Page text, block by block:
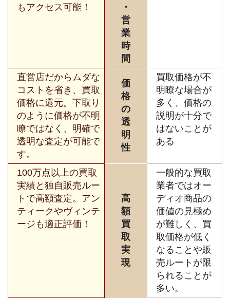
もアクセス可能！
・
営
業
時
間
直営店だからムダな
コストを省き、買取
価格に還元。下取り
のように価格が不明
瞭ではなく、明確で
透明な査定が可能で
す。
価
格
の
透
明
性
買取価格が不
明瞭な場合が
多く、価格の
説明が十分で
はないことが
ある
100万点以上の買取
実績と独自販売ルー
トで高額査定。アン
ティークやヴィンテ
ージも適正評価！
高
額
買
取
実
現
一般的な買取
業者ではオー
ディオ商品の
価値の見極め
が難しく、買
取価格が低く
なることや販
売ルートが限
られることが
多い。